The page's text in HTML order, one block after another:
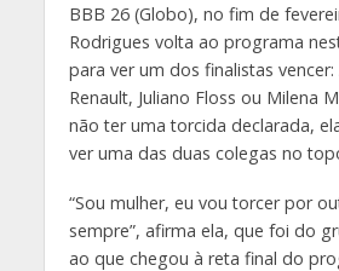
BBB 26 (Globo), no fim de
Rodrigues volta ao programa
para ver um dos finalistas vencer:
Renault, Juliano Floss ou Milena
não ter uma torcida declarada,
ver uma das duas colegas no
“Sou mulher, eu vou torcer por
sempre”, afirma ela, que foi do
ao que chegou à reta final do